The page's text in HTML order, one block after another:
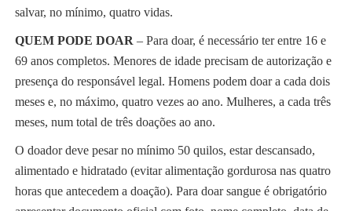
salvar, no mínimo, quatro vidas.
QUEM PODE DOAR – Para doar, é necessário ter entre 16 e
69 anos completos. Menores de idade precisam de autorização e
presença do responsável legal. Homens podem doar a cada dois
meses e, no máximo, quatro vezes ao ano. Mulheres, a cada três
meses, num total de três doações ao ano.
O doador deve pesar no mínimo 50 quilos, estar descansado,
alimentado e hidratado (evitar alimentação gordurosa nas quatro
horas que antecedem a doação). Para doar sangue é obrigatório